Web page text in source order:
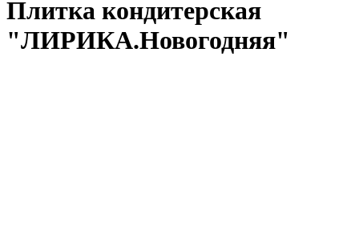
Плитка кондитерская
"ЛИРИКА.Новогодняя"